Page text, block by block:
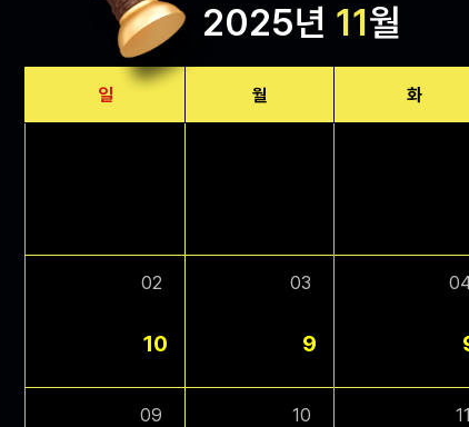
2025년 11월
일 월 화
02
10
03
9
04
09 10 11